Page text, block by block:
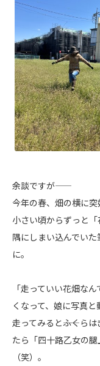
余談ですが――
今年の春、畑の横に突
小さい頃からずっと
隅にしまい込んでい
に。
「走っていい花畑な
くなって、娘に写真
走ってみると――ふくら
たら「四十路乙女の
（笑）。